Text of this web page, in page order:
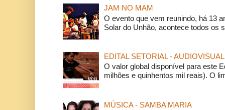
JAM NO MAM
O evento que vem reunindo, há 13
Solar do Unhão, acontece todos os
EDITAL SETORIAL - AUDIOVISUAL
O valor global disponível para este
milhões e quinhentos mil reais). O
MÚSICA - SAMBA MARIA